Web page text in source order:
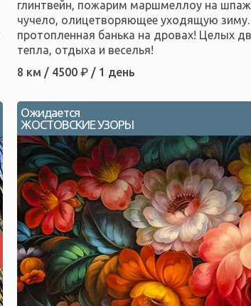
глинтвейн, пожарим маршмеллоу на
чучело, олицетворяющее уходящую
протопленная банька на дровах! Целых
тепла, отдыха и веселья!
8 км / 4500 ₽ / 1 день
Ожидается
ЖОСТОВСКИЕ УЗОРЫ